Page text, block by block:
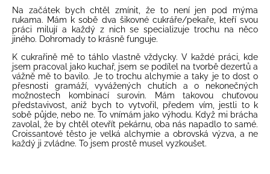
Na začátek bych chtěl zmínit, že to není jen pod mýma
rukama. Mám k sobě dva šikovné cukráře/pekaře, kteří svou
práci milují a každý z nich se specializuje trochu na něco
jiného. Dohromady to krásně funguje.
K cukrařině mě to táhlo vlastně vždycky. V každé práci, kde
jsem pracoval jako kuchař, jsem se podílel na tvorbě dezertů a
vážně mě to bavilo. Je to trochu alchymie a taky je to dost o
přesnosti gramáží, vyvážených chutích a o nekonečných
možnostech kombinací surovin. Mám takovou chuťovou
představivost, aniž bych to vytvořil, předem vím, jestli to k
sobě půjde, nebo ne. To vnímám jako výhodu. Když mi brácha
zavolal, že by chtěl otevřít pekárnu, oba nás napadlo to samé.
Croissantové těsto je velká alchymie a obrovská výzva, a ne
každý ji zvládne. To jsem prostě musel vyzkoušet.